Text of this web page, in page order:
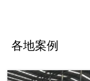
各地案例